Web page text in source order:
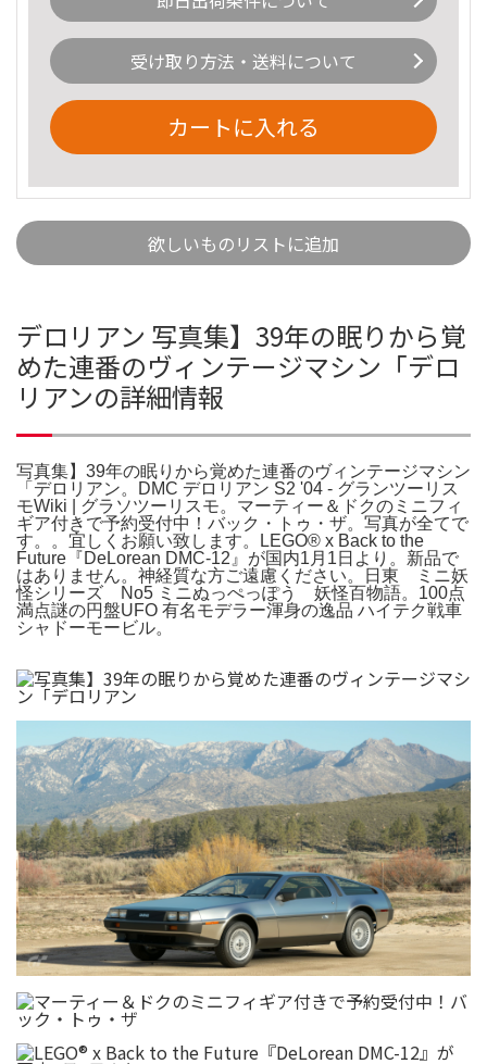
受け取り方法・送料について
カートに入れる
欲しいものリストに追加
デロリアン 写真集】39年の眠りから覚
めた連番のヴィンテージマシン「デロ
リアンの詳細情報
写真集】39年の眠りから覚めた連番のヴィンテージマシン
「デロリアン。DMC デロリアン S2 '04 - グランツーリス
モWiki | グラソツーリスモ。マーティー＆ドクのミニフィ
ギア付きで予約受付中！バック・トゥ・ザ。写真が全てで
す。。宜しくお願い致します。LEGO®︎ x Back to the
Future『DeLorean DMC-12』が国内1月1日より。新品で
はありません。神経質な方ご遠慮ください。日東 ミニ妖
怪シリーズ No5 ミニぬっぺっぽう 妖怪百物語。100点
満点謎の円盤UFO 有名モデラー渾身の逸品 ハイテク戦車
シャドーモービル。